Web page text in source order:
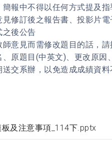
報中不得以任何方式提及
修訂後之報告書、投影片
之後公告
意見而需修改題目的話，
原題目(中英文)、更改原
交系辦，以免造成成績資
及注意事項_114下.pptx